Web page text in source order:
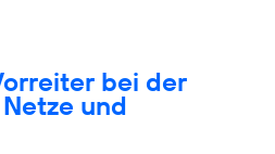
bei der
und